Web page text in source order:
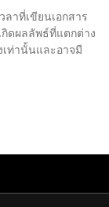
ลาที่เขียนเอกสาร
กิดผลลัพธ์ที่แตกต่าง
เท่านั้นและอาจมี